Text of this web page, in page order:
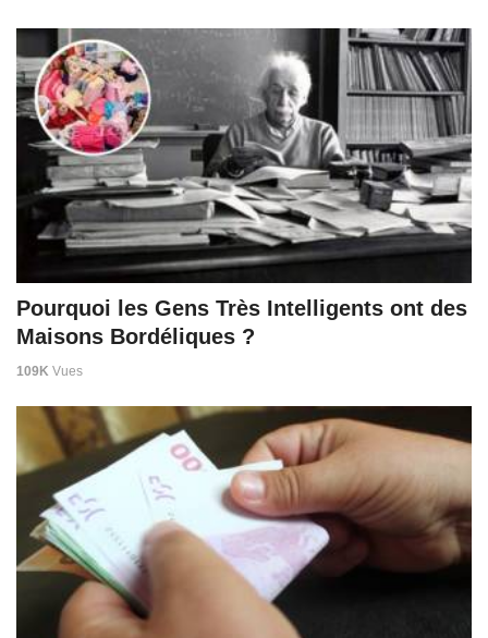
Pourquoi les Gens Très Intelligents ont des
Maisons Bordéliques ?
109K Vues